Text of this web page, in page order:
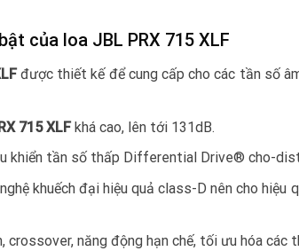
của loa JBL PRX 715 XLF
được thiết kế để cung cấp cho các tần số
715 XLFkhá cao, lên tới 131dB.
khiển tần số thấp Differential Drive® cho-
khuếch đại hiệu quả class-D nên cho hiệu
crossover, năng động hạn chế, tối ưu hóa các